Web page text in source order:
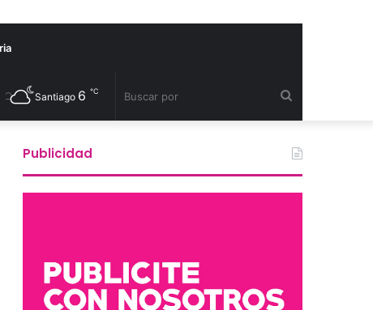
por
Santiago 6 ℃
Publicidad